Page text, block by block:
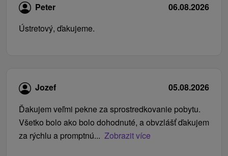
Peter
06.08.2026
Ústretový, ďakujeme.
Jozef
05.08.2026
Ďakujem veľmi pekne za sprostredkovanie pobytu.
Všetko bolo ako bolo dohodnuté, a obvzlášť ďakujem
za rýchlu a promptnú... Zobrazit více